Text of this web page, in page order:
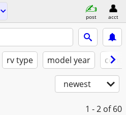
post acct
rv type model year
newest
1 - 2 of 60